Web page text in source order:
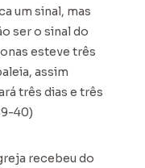
um sinal, mas
ser o sinal do
esteve três
assim
três dias e três
40)
recebeu do